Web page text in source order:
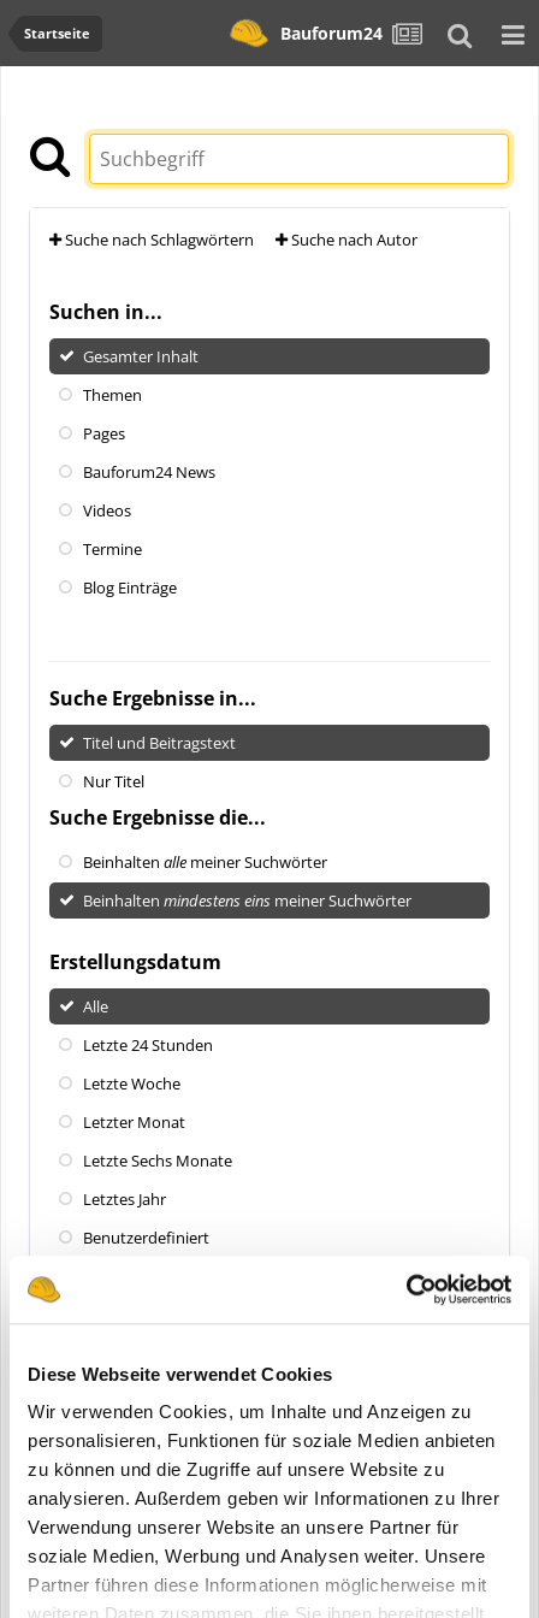
Diese Webseite verwendet Cookies
Wir verwenden Cookies, um Inhalte und Anzeigen zu
personalisieren, Funktionen für soziale Medien anbieten
zu können und die Zugriffe auf unsere Website zu
analysieren. Außerdem geben wir Informationen zu Ihrer
Verwendung unserer Website an unsere Partner für
soziale Medien, Werbung und Analysen weiter. Unsere
Partner führen diese Informationen möglicherweise mit
Startseite Bauforum24
Suche nach Schlagwörtern Suche nach Autor
Suchen in...
Gesamter Inhalt
Themen
Pages
Bauforum24 News
Videos
Termine
Blog Einträge
Suche Ergebnisse in...
Titel und Beitragstext
Nur Titel
Suche Ergebnisse die...
Beinhalten alle meiner Suchwörter
Beinhalten mindestens eins meiner Suchwörter
Erstellungsdatum
Alle
Letzte 24 Stunden
Letzte Woche
Letzter Monat
Letzte Sechs Monate
Letztes Jahr
Benutzerdefiniert
Zuletzt aktualisiert
Letzte 24 Stunden
Letzte Woche
Letzter Monat
Letzte Sechs Monate
Letztes Jahr
Benutzerdefiniert